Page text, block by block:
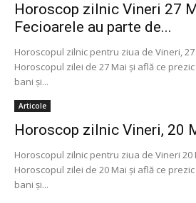
Horoscop zilnic Vineri 27
Fecioarele au parte de...
Horoscopul zilnic pentru ziua de Vineri, 27
Horoscopul zilei de 27 Mai și află ce
bani și...
Articole
Horoscop zilnic Vineri, 20
Horoscopul zilnic pentru ziua de Vineri 20
Horoscopul zilei de 20 Mai și află ce
bani și...